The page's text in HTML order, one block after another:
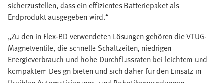
sicherzustellen, dass ein effizientes Batteriepaket als
Endprodukt ausgegeben wird.“
„Zu den in Flex-BD verwendeten Lösungen gehören die VTUG-
Magnetventile, die schnelle Schaltzeiten, niedrigen
Energieverbrauch und hohe Durchflussraten bei leichtem und
kompaktem Design bieten und sich daher für den Einsatz in